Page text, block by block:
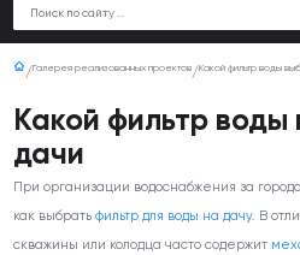
Галерея реализованных проектов Какой фильтр воды
Какой фильтр воды
дачи
При организации водоснабжения за
как выбратьфильтр для воды на дачу. В
скважины или колодца часто содержит